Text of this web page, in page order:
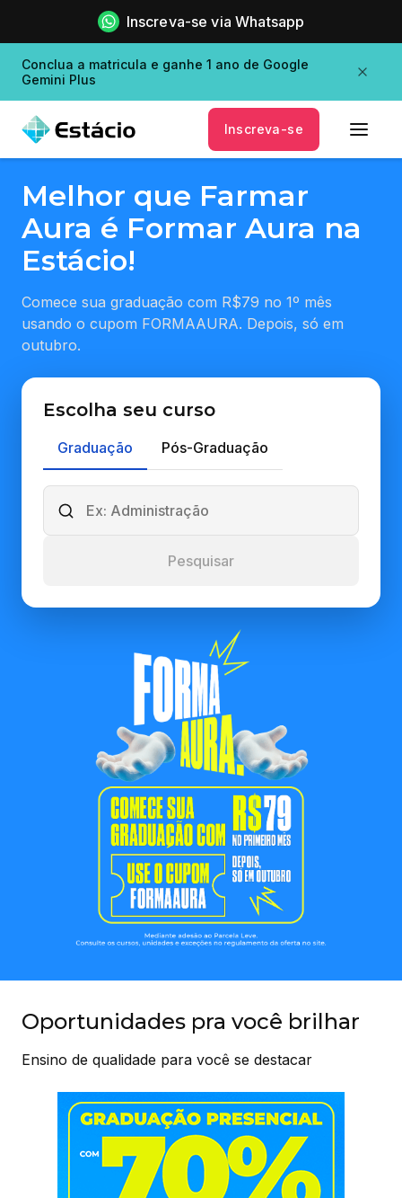
Inscreva-se via Whatsapp
Conclua a matricula e ganhe 1 ano de Google
Gemini Plus
Inscreva-se
Melhor que Farmar
Aura é Formar Aura na
Estácio!
Comece sua graduação com R$79 no 1º mês
usando o cupom FORMAAURA. Depois, só em
outubro.
Escolha seu curso
Graduação Pós-Graduação
Pesquisar
Oportunidades pra você brilhar
Ensino de qualidade para você se destacar